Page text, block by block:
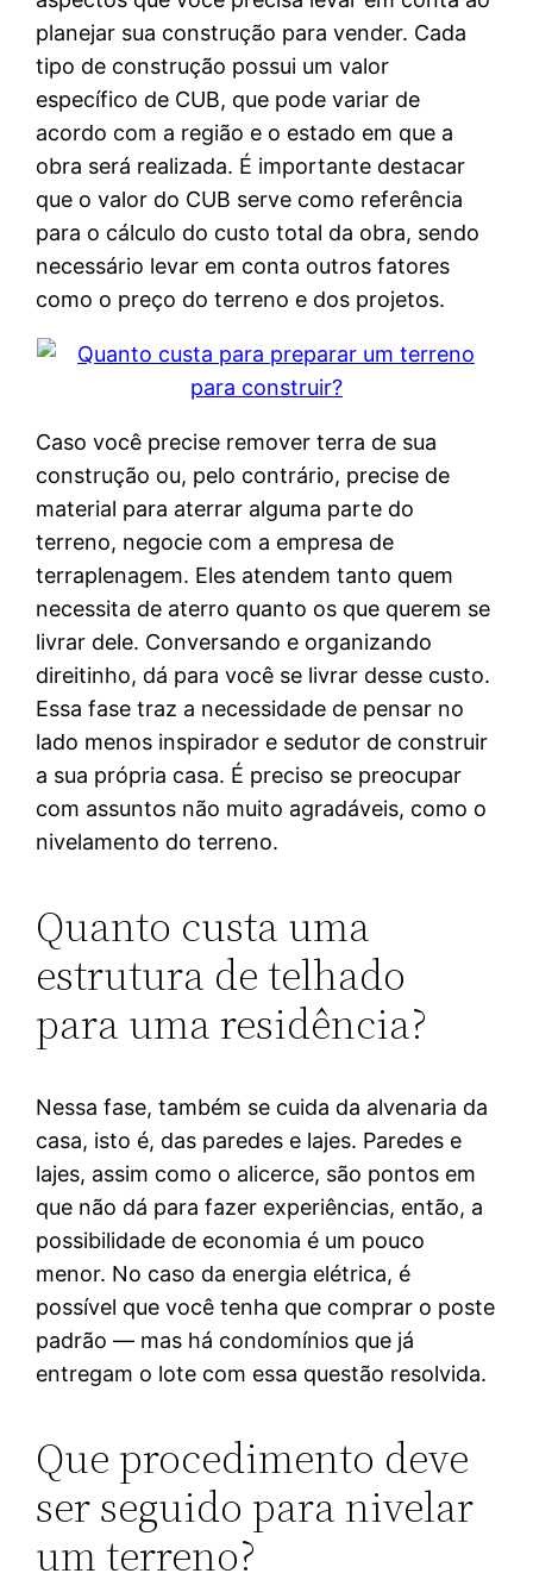
planejar sua construção para vender. Cada
tipo de construção possui um valor
específico de CUB, que pode variar de
acordo com a região e o estado em que a
obra será realizada. É importante destacar
que o valor do CUB serve como referência
para o cálculo do custo total da obra, sendo
necessário levar em conta outros fatores
como o preço do terreno e dos projetos.
Caso você precise remover terra de sua
construção ou, pelo contrário, precise de
material para aterrar alguma parte do
terreno, negocie com a empresa de
terraplenagem. Eles atendem tanto quem
necessita de aterro quanto os que querem se
livrar dele. Conversando e organizando
direitinho, dá para você se livrar desse custo.
Essa fase traz a necessidade de pensar no
lado menos inspirador e sedutor de construir
a sua própria casa. É preciso se preocupar
com assuntos não muito agradáveis, como o
nivelamento do terreno.
Quanto custa uma
estrutura de telhado
para uma residência?
Nessa fase, também se cuida da alvenaria da
casa, isto é, das paredes e lajes. Paredes e
lajes, assim como o alicerce, são pontos em
que não dá para fazer experiências, então, a
possibilidade de economia é um pouco
menor. No caso da energia elétrica, é
possível que você tenha que comprar o poste
padrão — mas há condomínios que já
entregam o lote com essa questão resolvida.
Que procedimento deve
ser seguido para nivelar
um terreno?